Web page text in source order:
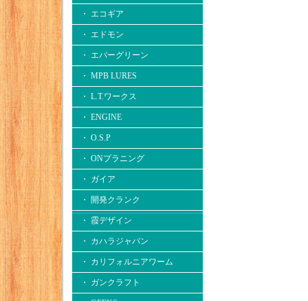
・ エコギア
・ エドモン
・ エバーグリーン
・ MPB LURES
・ L.T.ワークス
・ ENGINE
・ O.S.P
・ ONプラニング
・ ガイア
・ 開発クランク
・ 霞デザイン
・ カハラジャパン
・ カリフォルニアワーム
・ ガンクラフト